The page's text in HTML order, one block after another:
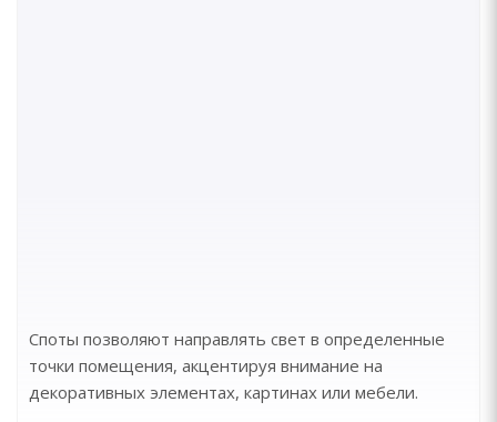
Споты позволяют направлять свет в определенные
точки помещения, акцентируя внимание на
декоративных элементах, картинах или мебели.